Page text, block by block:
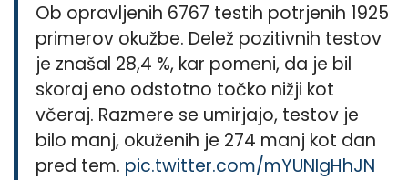
Ob opravljenih 6767 testih potrjenih 1925
primerov okužbe. Delež pozitivnih testov
je znašal 28,4 %, kar pomeni, da je bil
skoraj eno odstotno točko nižji kot
včeraj. Razmere se umirjajo, testov je
bilo manj, okuženih je 274 manj kot dan
pred tem. pic.twitter.com/mYUNIgHhJN